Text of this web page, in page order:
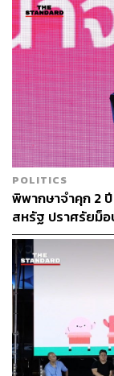
POLITICS
พิพากษาจำคุก 2
สหรัฐ ปราศรัยม็อ